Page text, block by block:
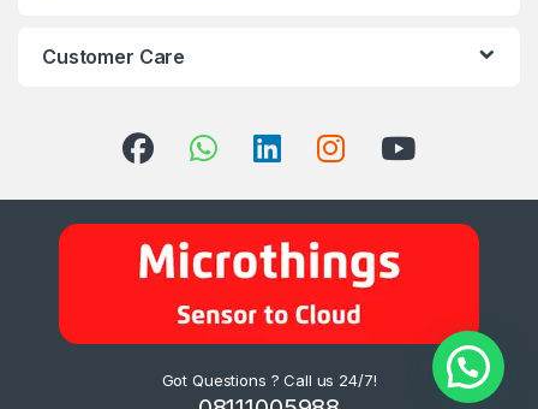
Customer Care
Got Questions ? Call us 24/7!